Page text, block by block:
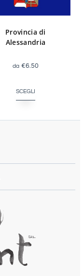
Provincia di
Alessandria
€6.50
SCEGLI